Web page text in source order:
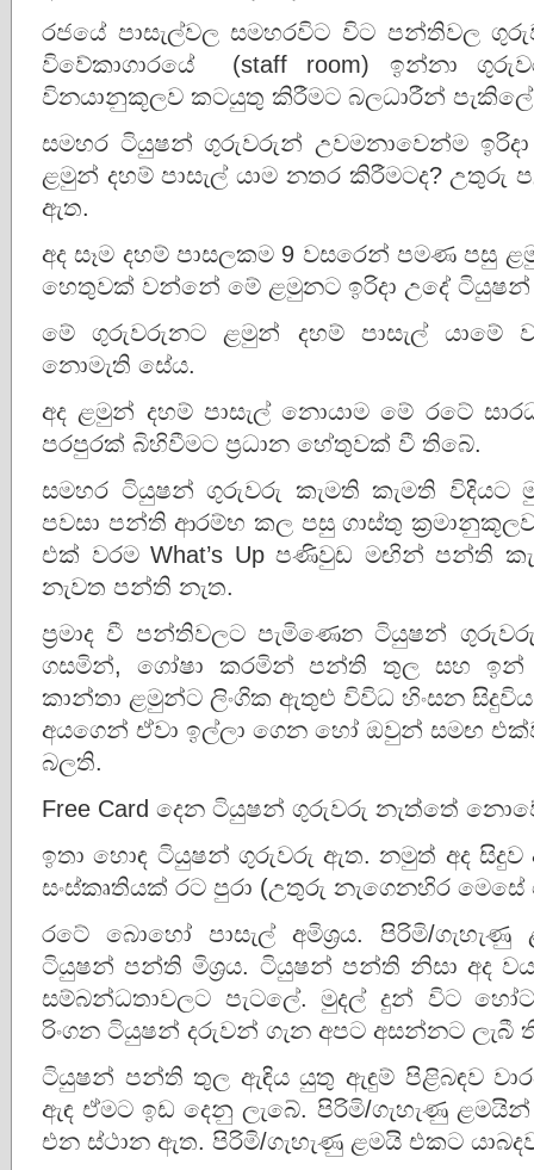
රජයේ පාසැල්වල සමහරවිට විට පන්තිවල
විවේකාගාරයේ (staff room) ඉන්නා
විනයානුකූලව කටයුතු කිරීමට බලධාරීන්
සමහර ටියුෂන් ගුරුවරුන් උවමනාවෙන්ම
ළමුන් දහම් පාසැල් යාම නතර කිරීමටද? උතුරු
ඇත.
අද සෑම දහම් පාසලකම 9 වසරෙන් පමණ පසු
හෙතුවක් වන්නේ මේ ළමුනට ඉරිදා උදේ ටියුෂන්
මේ ගුරුවරුනට ළමුන් දහම් පාසැල් යාමේ
නොමැති සේය.
අද ළමුන් දහම් පාසැල් නොයාම මේ රටේ
පරපුරක් බිහිවීමට ප්‍රධාන හේතුවක් වී තිබේ.
සමහර ටියුෂන් ගුරුවරු කැමති කැමති විදියට
පවසා පන්ති ආරම්භ කල පසු ගාස්තු
එක් වරම What’s Up පණිවුඩ මඟින් පන්ති
නැවත පන්ති නැත.
ප්‍රමාද වී පන්තිවලට පැමිණෙන ටියුෂන්
ගසමින්, ගෝෂා කරමින් පන්ති තුල සහ ඉන්
කාන්තා ළමුන්ට ලිංගික ඇතුළු විවිධ හිංසන
අයගෙන් ඒවා ඉල්ලා ගෙන හෝ ඔවුන් සමඟ එක්ව
බලති.
Free Card දෙන ටියුෂන් ගුරුවරු නැත්තේ
ඉතා හොඳ ටියුෂන් ගුරුවරු ඇත. නමුත් අද සිදුව
සංස්කෘතියක් රට පුරා (උතුරු නැගෙනහිර
රටේ බොහෝ පාසැල් අමිශ්‍රය. පිරිමි/
ටියුෂන් පන්ති මිශ්‍රය. ටියුෂන් පන්ති නිසා අද
සම්බන්ධතාවලට පැටලේ. මුදල් දුන් විට
රිංගන ටියුෂන් දරුවන් ගැන අපට අසන්නට ලැබී
ටියුෂන් පන්ති තුල ඇඳිය යුතු ඇඳුම් පිළිබඳව
ඇඳ ඒමට ඉඩ දෙනු ලැබේ. පිරිමි/ගැහැණු
එන ස්ථාන ඇත. පිරිමි/ගැහැණු ළමයි එකට